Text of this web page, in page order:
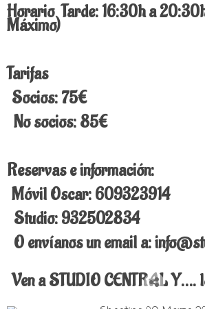
Horario Tarde: 16:30h a
Máximo)
Tarifas
Socios: 75€
No socios: 85€
Reservas e información:
Móvil Oscar: 609323914
Studio: 932502834
O envíanos un email a:
Ven a STUDIO CENTRAL Y….